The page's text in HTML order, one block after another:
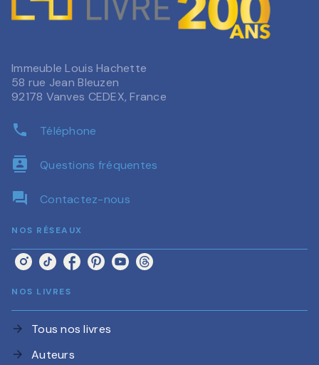
Immeuble Louis Hachette
58 rue Jean Bleuzen
92178 Vanves CEDEX, France
phone Téléphone
contacts Questions fréquentes
question_answer Contactez-nous
NOS RÉSEAUX
NOS LIVRES
arrow_forward Tous nos livres
arrow_forward Auteurs